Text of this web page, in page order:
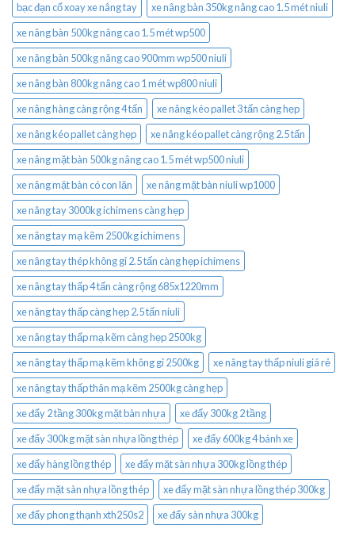
bạc đạn cổ xoay xe nâng tay
xe nâng bàn 350kg nâng cao 1.5 mét niuli
xe nâng bàn 500kg nâng cao 1.5 mét wp500
xe nâng bàn 500kg nâng cao 900mm wp500 niuli
xe nâng bàn 800kg nâng cao 1 mét wp800 niuli
xe nâng hàng càng rộng 4 tấn
xe nâng kéo pallet 3 tấn càng hẹp
xe nâng kéo pallet càng hẹp
xe nâng kéo pallet càng rộng 2.5 tấn
xe nâng mặt bàn 500kg nâng cao 1.5 mét wp500 niuli
xe nâng mặt bàn có con lăn
xe nâng mặt bàn niuli wp1000
xe nâng tay 3000kg ichimens càng hẹp
xe nâng tay mạ kẽm 2500kg ichimens
xe nâng tay thép không gỉ 2.5 tấn càng hẹp ichimens
xe nâng tay thấp 4 tấn càng rộng 685x1220mm
xe nâng tay thấp càng hẹp 2.5 tấn niuli
xe nâng tay thấp mạ kẽm càng hẹp 2500kg
xe nâng tay thấp mạ kẽm không gỉ 2500kg
xe nâng tay thấp niuli giá rẻ
xe nâng tay thấp thân mạ kẽm 2500kg càng hẹp
xe đẩy 2 tầng 300kg mặt bàn nhựa
xe đẩy 300kg 2 tầng
xe đẩy 300kg mặt sàn nhựa lồng thép
xe đẩy 600kg 4 bánh xe
xe đẩy hàng lồng thép
xe đẩy mặt sàn nhựa 300kg lồng thép
xe đẩy mặt sàn nhựa lồng thép
xe đẩy mặt sàn nhựa lồng thép 300kg
xe đẩy phong thạnh xth250s2
xe đẩy sàn nhựa 300kg